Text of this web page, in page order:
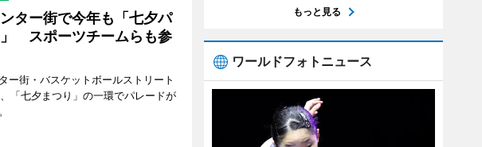
ター街で今年も「七夕パ
スポーツチームらも参
ー街・バスケットボールストリート
「七夕まつり」の一環でパレードが
もっと見る
ワールドフォトニュース